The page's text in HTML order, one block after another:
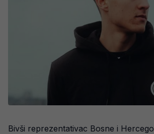
Bivši reprezentativac Bosne i